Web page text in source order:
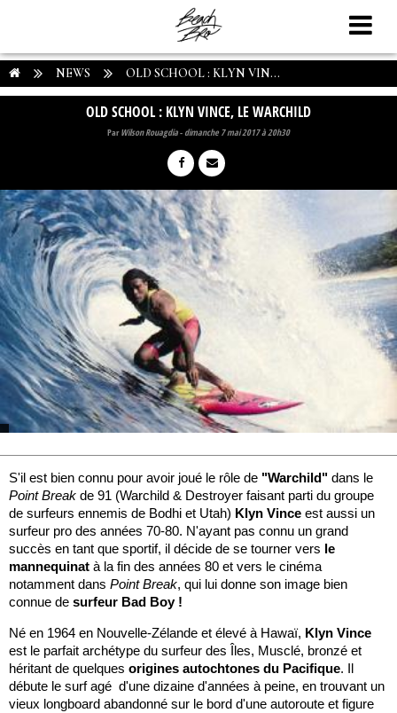
NEWS OLD SCHOOL : KLYN VIN...
OLD SCHOOL : KLYN VINCE, LE WARCHILD
ParWilson Rouagdia- dimanche 7 mai 2017 à 20h30
S'il est bien connu pour avoir joué le rôle de "Warchild" dans le
Point Break de 91 (Warchild & Destroyer faisant parti du groupe
de surfeurs ennemis de Bodhi et Utah) Klyn Vince est aussi un
surfeur pro des années 70-80. N'ayant pas connu un grand
succès en tant que sportif, il décide de se tourner vers le
mannequinat à la fin des années 80 et vers le cinéma
notamment dans Point Break, qui lui donne son image bien
connue de surfeur Bad Boy !
Né en 1964 en Nouvelle-Zélande et élevé à Hawaï, Klyn Vince
est le parfait archétype du surfeur des Îles, Musclé, bronzé et
héritant de quelques origines autochtones du Pacifique. Il
débute le surf agé d'une dizaine d'années à peine, en trouvant un
vieux longboard abandonné sur le bord d'une autoroute et figure